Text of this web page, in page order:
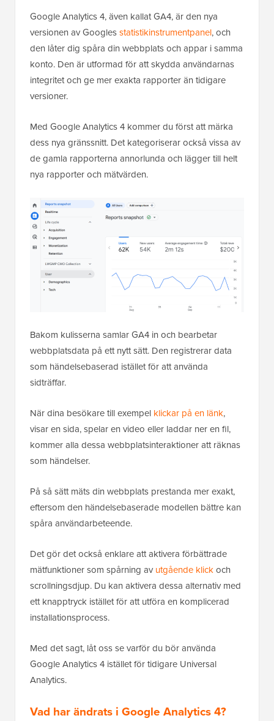
Google Analytics 4, även kallat GA4, är den nya
versionen av Googlesstatistikinstrumentpanel, och
den låter dig spåra din webbplats och appar i samma
konto. Den är utformad för att skydda användarnas
integritet och ge mer exakta rapporter än tidigare
versioner.
Med Google Analytics 4 kommer du först att märka
dess nya gränssnitt. Det kategoriserar också vissa av
de gamla rapporterna annorlunda och lägger till helt
nya rapporter och mätvärden.
Bakom kulisserna samlar GA4 in och bearbetar
webbplatsdata på ett nytt sätt. Den registrerar data
som händelsebaserad istället för att använda
sidträffar.
När dina besökare till exempel klickar på en länk,
visar en sida, spelar en video eller laddar ner en fil,
kommer alla dessa webbplatsinteraktioner att räknas
som händelser.
På så sätt mäts din webbplats prestanda mer exakt,
eftersom den händelsebaserade modellen bättre kan
spåra användarbeteende.
Det gör det också enklare att aktivera förbättrade
mätfunktioner som spårning av utgående klickoch
scrollningsdjup. Du kan aktivera dessa alternativ med
ett knapptryck istället för att utföra en komplicerad
installationsprocess.
Med det sagt, låt oss se varför du bör använda
Google Analytics 4 istället för tidigare Universal
Analytics.
Vad har ändrats i Google Analytics 4?